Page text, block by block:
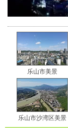
乐山市美景
乐山市沙湾区美景